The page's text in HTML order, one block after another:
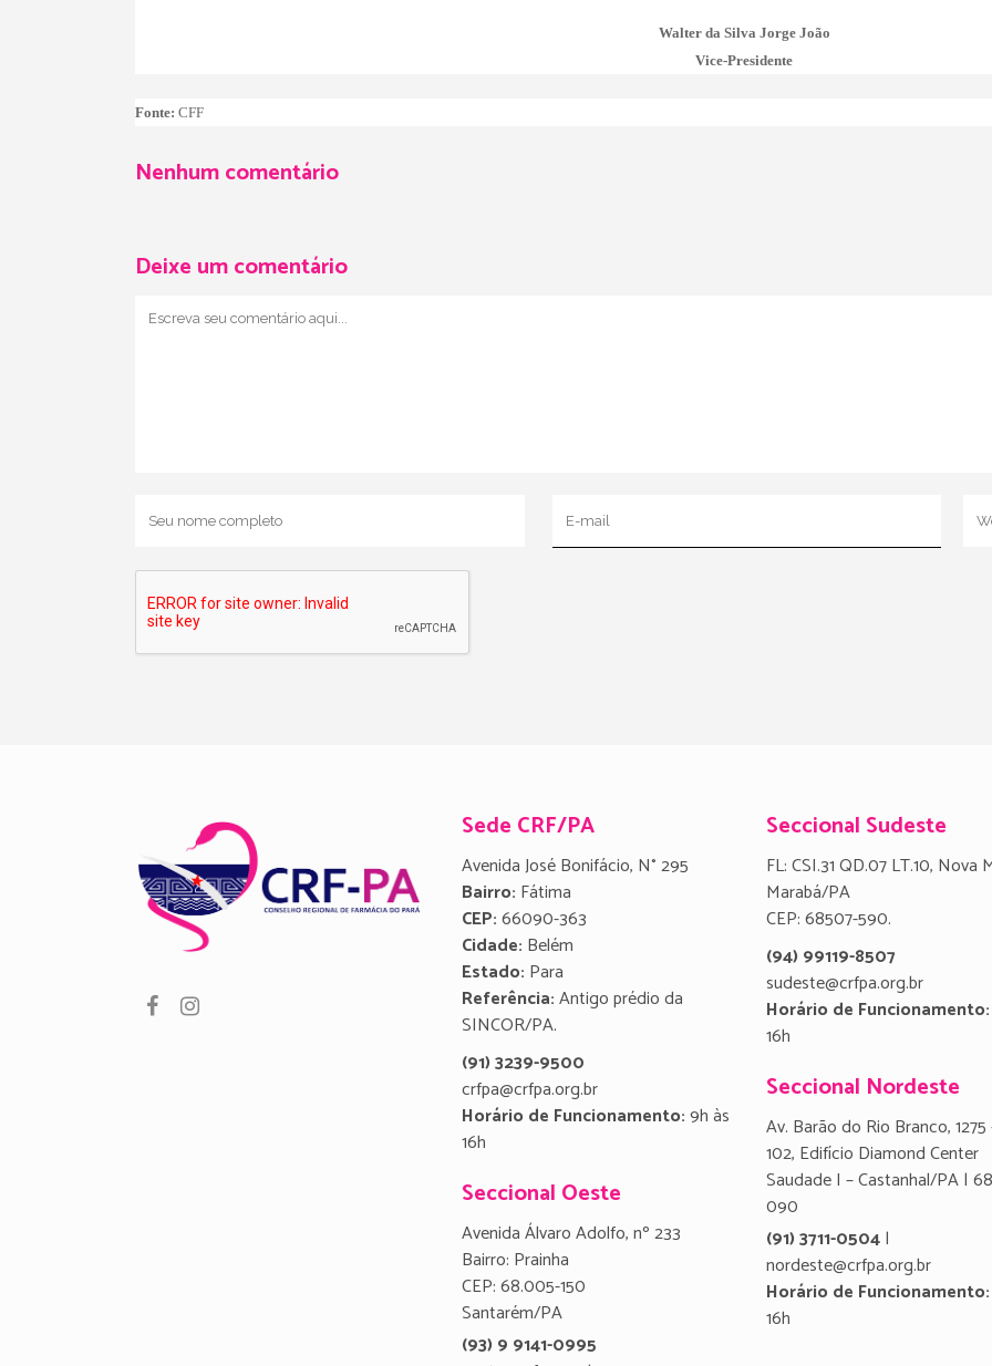
Walter da Silva Jorge João
Vice-Presidente
Fonte: CFF
Nenhum comentário
Deixe um comentário
Sede CRF/PA
Avenida José Bonifácio, N° 295
Bairro: Fátima
CEP:66090-363
Cidade: Belém
Estado: Para
Referência:Antigo prédio da
SINCOR/PA.
(91) 3239-9500
crfpa@crfpa.org.br
Horário de Funcionamento:9h às
16h
Seccional Oeste
Avenida Álvaro Adolfo, nº 233
Bairro: Prainha
CEP: 68.005-150
Santarém/PA
(93) 9 9141-0995
Seccional Sudeste
FL: CSI.31 QD.07 LT.10, Nova
Marabá/PA
CEP: 68507-590.
(94) 99119-8507
sudeste@crfpa.org.br
Horário de Funcionamento:
16h
Seccional Nordeste
Av. Barão do Rio Branco, 1275
102, Edifício Diamond Center
Saudade I – Castanhal/PA |
090
(91) 3711-0504|
nordeste@crfpa.org.br
Horário de Funcionamento:
16h